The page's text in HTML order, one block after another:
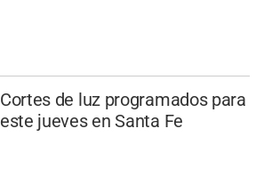
Cortes de luz programados para
este jueves en Santa Fe